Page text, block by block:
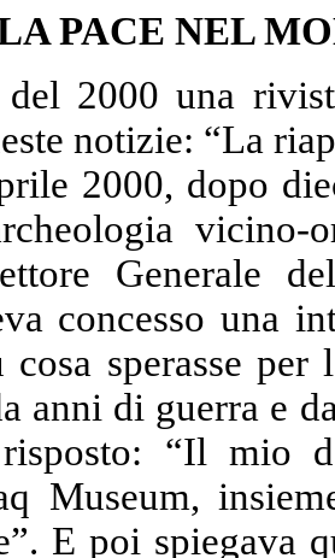
PACE NEL
2000 una
notizie: “La
2000, dopo
vicino-
Generale
concesso una
cosa sperasse
anni di guerra e
“Il mio
Museum,
E poi spiegava